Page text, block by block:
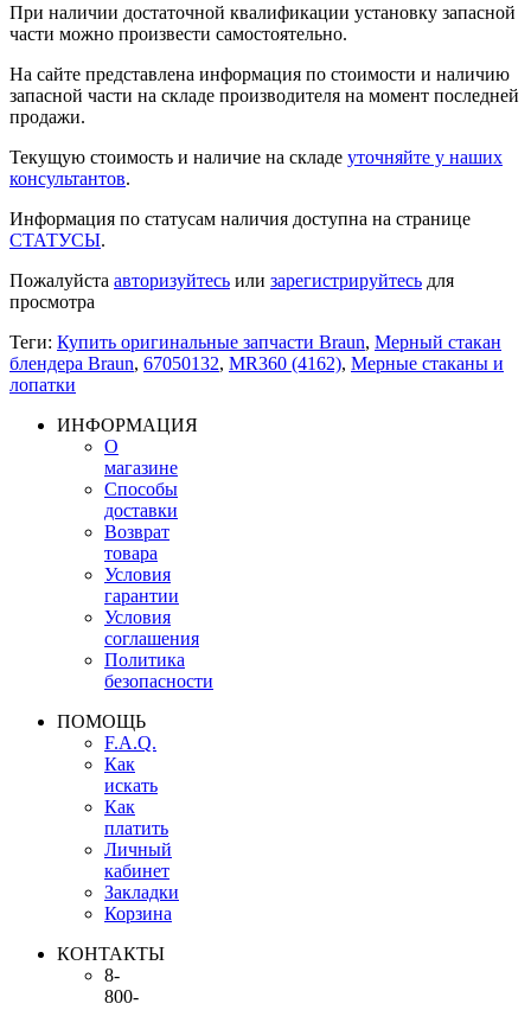
При наличии достаточной квалификации установку запасной
части можно произвести самостоятельно.
На сайте представлена информация по стоимости и наличию
запасной части на складе производителя на момент последней
продажи.
Текущую стоимость и наличие на складе уточняйте у наших
консультантов.
Информация по статусам наличия доступна на странице
СТАТУСЫ.
Пожалуйста авторизуйтесь или зарегистрируйтесь для
просмотра
Теги: Купить оригинальные запчасти Braun, Мерный стакан
блендера Braun, 67050132, MR360 (4162), Мерные стаканы и
лопатки
ИНФОРМАЦИЯ
О
магазине
Способы
доставки
Возврат
товара
Условия
гарантии
Условия
соглашения
Политика
безопасности
ПОМОЩЬ
F.A.Q.
Как
искать
Как
платить
Личный
кабинет
Закладки
Корзина
КОНТАКТЫ
8-
800-